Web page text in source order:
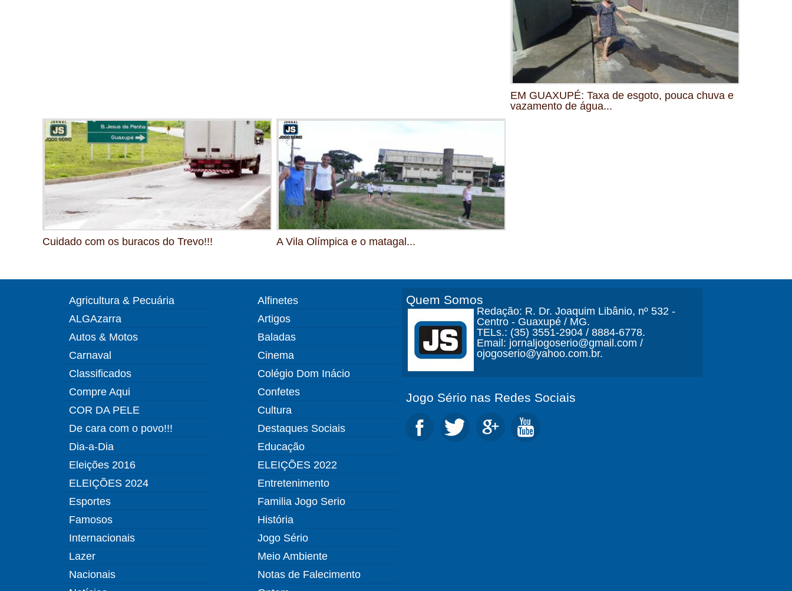
EM GUAXUPÉ: Taxa de esgoto, pouca chuva e
vazamento de água...
Cuidado com os buracos do Trevo!!! A Vila Olímpica e o matagal...
Agricultura & Pecuária
ALGAzarra
Autos & Motos
Carnaval
Classificados
Compre Aqui
COR DA PELE
De cara com o povo!!!
Dia-a-Dia
Eleições 2016
ELEIÇÕES 2024
Esportes
Famosos
Internacionais
Lazer
Nacionais
Alfinetes
Artigos
Baladas
Cinema
Colégio Dom Inácio
Confetes
Cultura
Destaques Sociais
Educação
ELEIÇÕES 2022
Entretenimento
Familia Jogo Serio
História
Jogo Sério
Meio Ambiente
Notas de Falecimento
Quem Somos
Redação: R. Dr. Joaquim Libânio, nº 532 -
Centro - Guaxupé / MG.
TELs.: (35) 3551-2904 / 8884-6778.
Email: jornaljogoserio@gmail.com /
ojogoserio@yahoo.com.br.
Jogo Sério nas Redes Sociais